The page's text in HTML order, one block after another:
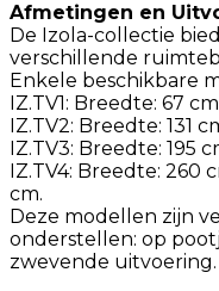
Afmetingen en
De Izola-collectie
verschillende
Enkele beschikbare
IZ.TV1: Breedte: 67
IZ.TV2: Breedte: 131
IZ.TV3: Breedte: 195
IZ.TV4: Breedte: 260
cm.
Deze modellen zijn
onderstellen: op
zwevende uitvoering.